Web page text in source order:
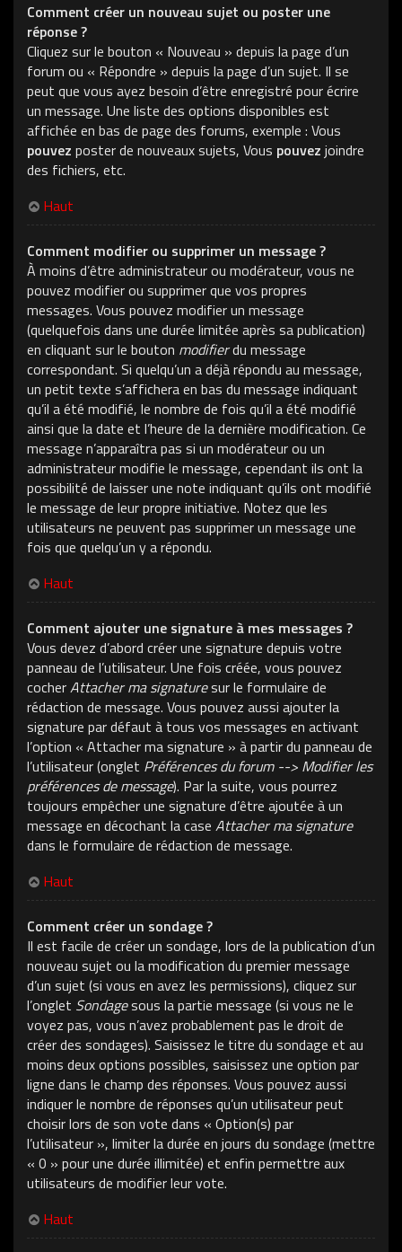
Comment créer un nouveau sujet ou poster une
réponse ?
Cliquez sur le bouton « Nouveau » depuis la page d’un
forum ou « Répondre » depuis la page d’un sujet. Il se
peut que vous ayez besoin d’être enregistré pour écrire
un message. Une liste des options disponibles est
affichée en bas de page des forums, exemple : Vous
pouvez poster de nouveaux sujets, Vous pouvez joindre
des fichiers, etc.
Haut
Comment modifier ou supprimer un message ?
À moins d’être administrateur ou modérateur, vous ne
pouvez modifier ou supprimer que vos propres
messages. Vous pouvez modifier un message
(quelquefois dans une durée limitée après sa publication)
en cliquant sur le bouton modifierdu message
correspondant. Si quelqu’un a déjà répondu au message,
un petit texte s’affichera en bas du message indiquant
qu’il a été modifié, le nombre de fois qu’il a été modifié
ainsi que la date et l’heure de la dernière modification. Ce
message n’apparaîtra pas si un modérateur ou un
administrateur modifie le message, cependant ils ont la
possibilité de laisser une note indiquant qu’ils ont modifié
le message de leur propre initiative. Notez que les
utilisateurs ne peuvent pas supprimer un message une
fois que quelqu’un y a répondu.
Haut
Comment ajouter une signature à mes messages ?
Vous devez d’abord créer une signature depuis votre
panneau de l’utilisateur. Une fois créée, vous pouvez
cocherAttacher ma signaturesur le formulaire de
rédaction de message. Vous pouvez aussi ajouter la
signature par défaut à tous vos messages en activant
l’option « Attacher ma signature » à partir du panneau de
l’utilisateur (onglet Préférences du forum --> Modifier les
préférences de message). Par la suite, vous pourrez
toujours empêcher une signature d’être ajoutée à un
message en décochant la case Attacher ma signature
dans le formulaire de rédaction de message.
Haut
Comment créer un sondage ?
Il est facile de créer un sondage, lors de la publication d’un
nouveau sujet ou la modification du premier message
d’un sujet (si vous en avez les permissions), cliquez sur
l’onglet Sondagesous la partie message (si vous ne le
voyez pas, vous n’avez probablement pas le droit de
créer des sondages). Saisissez le titre du sondage et au
moins deux options possibles, saisissez une option par
ligne dans le champ des réponses. Vous pouvez aussi
indiquer le nombre de réponses qu’un utilisateur peut
choisir lors de son vote dans « Option(s) par
l’utilisateur », limiter la durée en jours du sondage (mettre
« 0 » pour une durée illimitée) et enfin permettre aux
utilisateurs de modifier leur vote.
Haut